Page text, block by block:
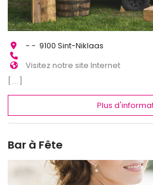
- - 9100 Sint-Niklaas
Visitez notre site Internet
[...]
Plus
Bar à Fête